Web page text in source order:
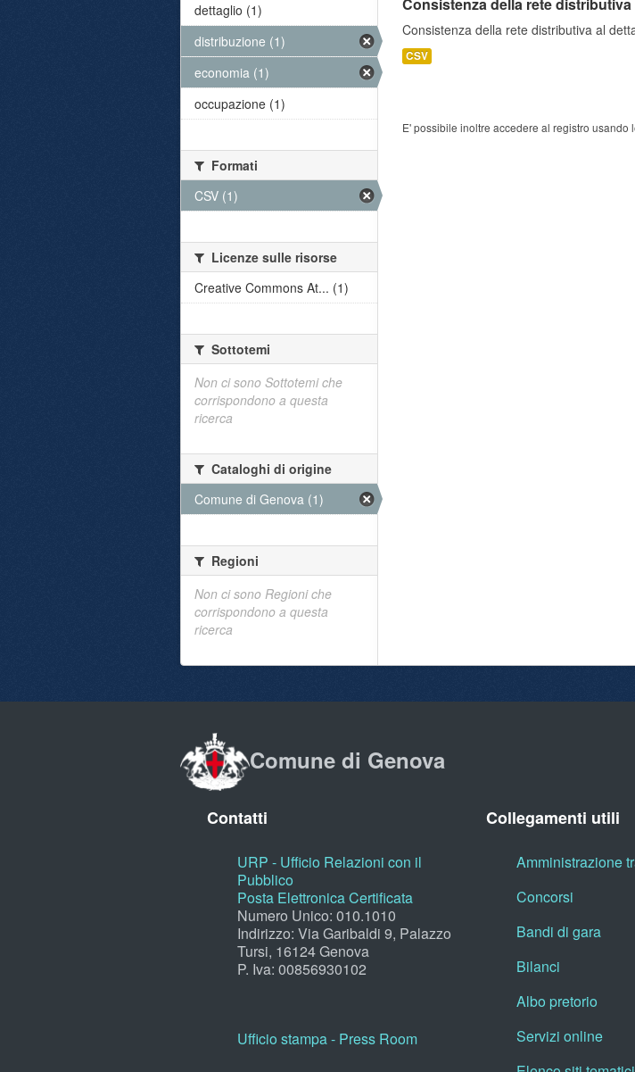
Consistenza della rete distributiva al
CSV
E' possibile inoltre accedere al registro usando
dettaglio (1)
distribuzione (1)
economia (1)
occupazione (1)
Formati
CSV (1)
Licenze sulle risorse
Creative Commons At... (1)
Sottotemi
Non ci sono Sottotemi che
corrispondono a questa
ricerca
Cataloghi di origine
Comune di Genova (1)
Regioni
Non ci sono Regioni che
corrispondono a questa
ricerca
Comune di Genova
Contatti
URP - Ufficio Relazioni con il
Pubblico
Posta Elettronica Certificata
Numero Unico: 010.1010
Indirizzo: Via Garibaldi 9, Palazzo
Tursi, 16124 Genova
P. Iva: 00856930102
Ufficio stampa - Press Room
Collegamenti utili
Amministrazione
Concorsi
Bandi di gara
Bilanci
Albo pretorio
Servizi online